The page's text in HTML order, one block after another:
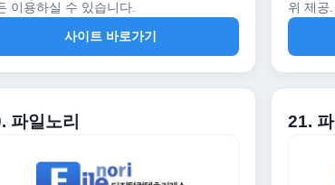
이용하실 수 있습니다.
사이트 바로가기
위 제공.
파일노리 21.